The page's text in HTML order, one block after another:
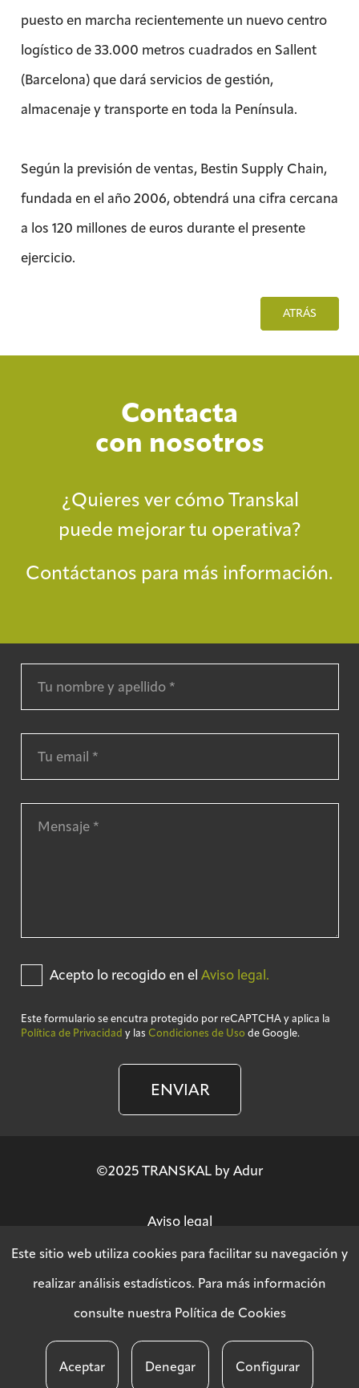
puesto en marcha recientemente un nuevo centro
logístico de 33.000 metros cuadrados en Sallent
(Barcelona) que dará servicios de gestión,
almacenaje y transporte en toda la Península.
Según la previsión de ventas, Bestin Supply Chain,
fundada en el año 2006, obtendrá una cifra cercana
a los 120 millones de euros durante el presente
ejercicio.
ATRÁS
Contacta
con nosotros
¿Quieres ver cómo Transkal
puede mejorar tu operativa?
Contáctanos para más información.
Acepto lo recogido en el Aviso legal.
Este formulario se encutra protegido por reCAPTCHA y aplica la
Política de Privacidad y las Condiciones de Uso de Google.
ENVIAR
©2025 TRANSKAL by Adur
Aviso legal
Política SGSI
Política de cookies
Este sitio web utiliza cookies para facilitar su navegación y
realizar análisis estadísticos. Para más información
consulte nuestra Política de Cookies
Aceptar Denegar Configurar